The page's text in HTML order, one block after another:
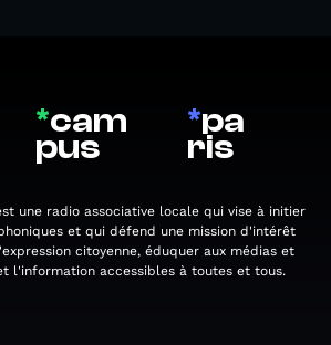
*cam
pus
*pa
ris
une radio associative locale qui vise à initier
et qui défend une mission d'intérêt
citoyenne, éduquer aux médias et
l'information accessibles à toutes et tous.